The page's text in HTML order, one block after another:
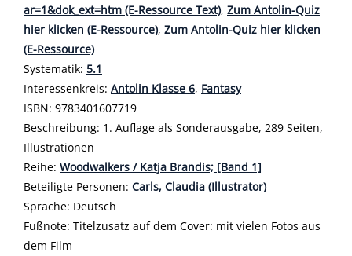
ar=1&dok_ext=htm (E-Ressource Text), Zum Antolin-Quiz
hier klicken (E-Ressource), Zum Antolin-Quiz hier klicken
(E-Ressource)
Systematik: Suche nach dieser Systematik
5.1
Interessenkreis: Suche nach diesem Interessenskreis
Antolin Klasse 6, Fantasy
ISBN: 9783401607719
Beschreibung: 1. Auflage als Sonderausgabe, 289 Seiten,
Illustrationen
Reihe: Woodwalkers / Katja Brandis; [Band 1]
Beteiligte Personen: Suche nach dieser Beteiligten Person
Carls, Claudia (Illustrator)
Sprache: Deutsch
Fußnote: Titelzusatz auf dem Cover: mit vielen Fotos aus
dem Film